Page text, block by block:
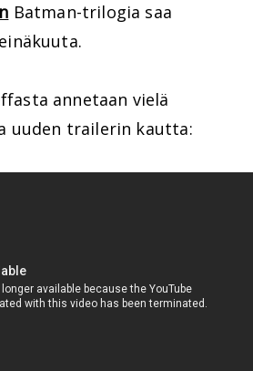
Batman-trilogia saa
annetaan vielä
uuden trailerin kautta: